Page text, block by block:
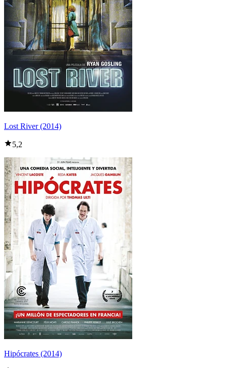
Lost River (2014)
5,2
Hipócrates (2014)